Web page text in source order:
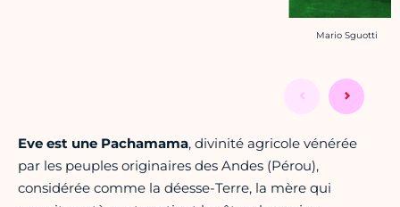
Crédit photo :
Mario Sguotti
Eve est une Pachamama, divinité agricole vénérée
par les peuples originaires des Andes (Pérou),
considérée comme la déesse-Terre, la mère qui